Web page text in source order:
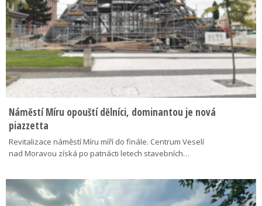
Náměstí Míru opouští dělníci, dominantou je nová
piazzetta
Revitalizace náměstí Míru míří do finále. Centrum Veselí
nad Moravou získá po patnácti letech stavebních…